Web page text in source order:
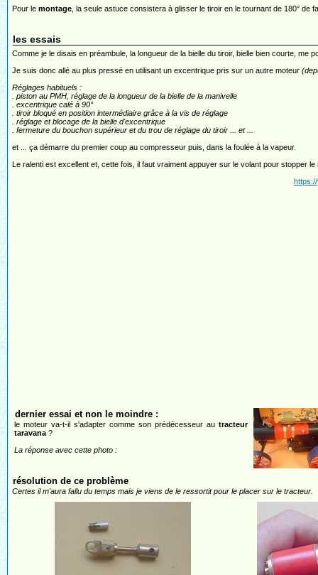
Pour le montage , la seule astuce consistera à glisser le tiroir en le tournant de 180°
les essais
Comme je le disais en préambule, la longueur de la bielle du tiroir, bielle bien courte, me
Je suis donc allé au plus pressé en utilisant un excentrique pris sur un autre moteur
Réglages habituels :
. piston au PMH, réglage de la longueur de la bielle de la manivelle
. excentrique calé à 90°
. tiroir bloqué en position intermédiaire grâce à la vis de réglage
. réglage et blocage de la bielle d'excentrique
. fermeture du bouchon supérieur et du trou de réglage du tiroir ... et ...
et ... ça démarre du premier coup au compresseur puis, dans la foulée à la vapeur.
Le ralenti est excellent et, cette fois, il faut vraiment appuyer sur le volant pour stopper
dernier essai et non le moindre :
le moteur va-t-il s'adapter comme son prédécesseur au tracteur
taravana ?
La réponse avec cette photo :
résolution de ce problème
Certes il m'aura fallu du temps mais je viens de le ressortit pour le placer sur le tracteur.